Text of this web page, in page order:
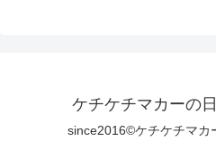
ケチケチマカーの
since2016©ケチケチマカ